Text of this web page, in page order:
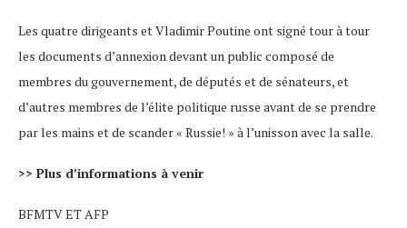
Les quatre dirigeants et Vladimir Poutine ont signé tour à tour
les documents d’annexion devant un public composé de
membres du gouvernement, de députés et de sénateurs, et
d’autres membres de l’élite politique russe avant de se prendre
par les mains et de scander « Russie! » à l’unisson avec la salle.
>> Plus d’informations à venir
BFMTV ET AFP